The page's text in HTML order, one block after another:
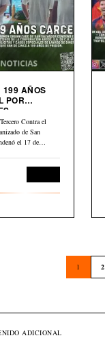
199 AÑOS
POR
Contra el
de San
el 17 de
1 2
ADICIONAL